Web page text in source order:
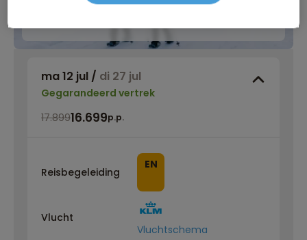
ma 12 jul / di 27 jul
Gegarandeerd vertrek
17.89916.699p.p.
Reisbegeleiding
EN
Vlucht
Vluchtschema